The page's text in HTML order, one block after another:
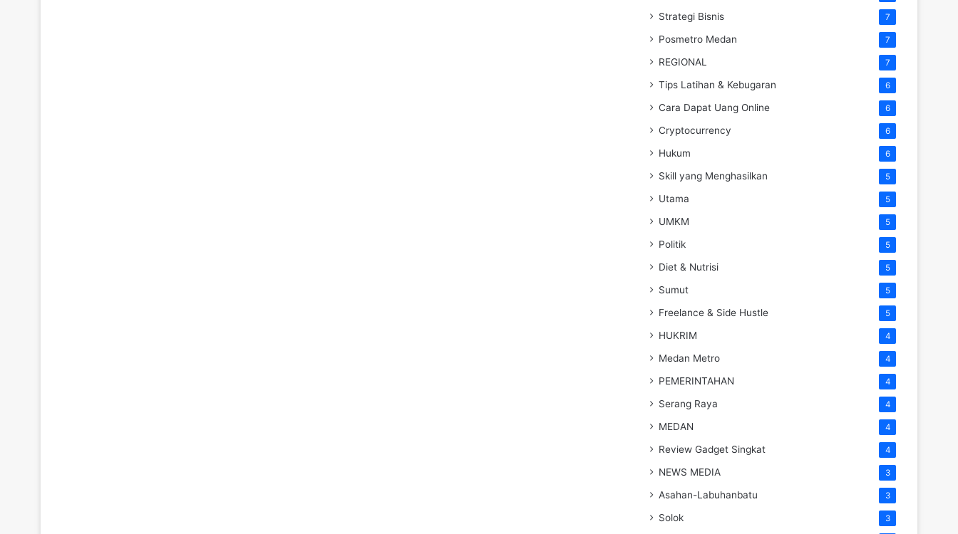
Strategi Bisnis 7
Posmetro Medan 7
REGIONAL 7
Tips Latihan & Kebugaran 6
Cara Dapat Uang Online 6
Cryptocurrency 6
Hukum 6
Skill yang Menghasilkan 5
Utama 5
UMKM 5
Politik 5
Diet & Nutrisi 5
Sumut 5
Freelance & Side Hustle 5
HUKRIM 4
Medan Metro 4
PEMERINTAHAN 4
Serang Raya 4
MEDAN 4
Review Gadget Singkat 4
NEWS MEDIA 3
Asahan-Labuhanbatu 3
Solok 3